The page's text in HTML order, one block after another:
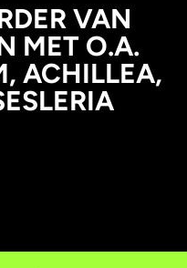
AANLEG
ONDERHOUD
ONTWERP
VAN
MET O.A.
ACHILLEA,